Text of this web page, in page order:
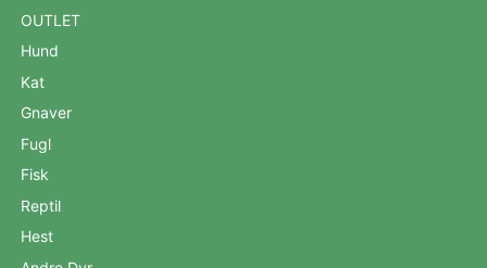
OUTLET
Hund
Kat
Gnaver
Fugl
Fisk
Reptil
Hest